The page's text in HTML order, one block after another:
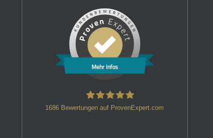
Mehr Infos
1686 Bewertungen auf ProvenExpert.com